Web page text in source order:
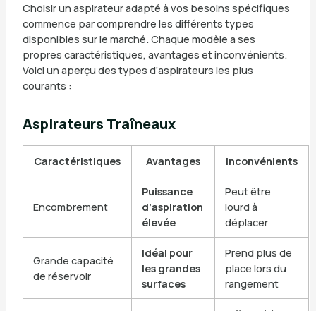
Choisir un aspirateur adapté à vos besoins spécifiques
commence par comprendre les différents types
disponibles sur le marché. Chaque modèle a ses
propres caractéristiques, avantages et inconvénients.
Voici un aperçu des types d’aspirateurs les plus
courants :
Aspirateurs Traîneaux
Caractéristiques Avantages Inconvénients
Encombrement
Puissance
d’aspiration
élevée
Peut être
lourd à
déplacer
Grande capacité
de réservoir
Idéal pour
les grandes
surfaces
Prend plus de
place lors du
rangement